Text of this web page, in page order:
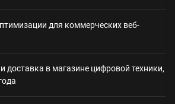
для коммерческих веб-
доставка в магазине цифровой техники,